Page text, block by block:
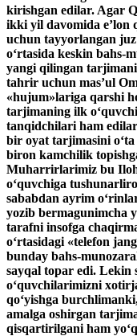
kirishgan edilar. Agar
ikki yil davomida e’lon
uchun tayyorlangan
o‘rtasida keskin bahs-
yangi qilingan
tahrir uchun mas’ul
«hujum»lariga qarshi
tarjimaning ilk
tanqidchilari ham
bir oyat tarjimasini
biron kamchilik
Muharrirlarimiz bu
o‘quvchiga
sababdan ayrim
yozib bermagunimcha
tarafni insofga
o‘rtasidagi «telefon
bunday bahs-
sayqal topar edi. Lekin
o‘quvchilarimizni
qo‘yishga
amalga oshirgan
qisqartirilgani ham